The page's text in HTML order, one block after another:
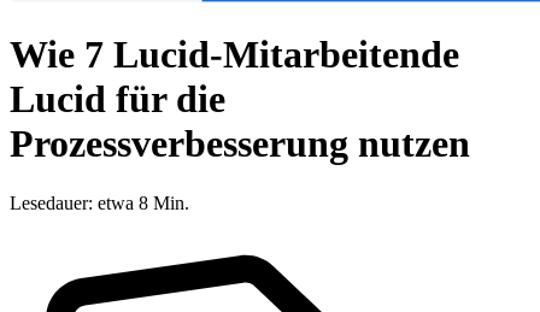
Wie 7 Lucid-Mitarbeitende
Lucid für die
Prozessverbesserung nutzen
Lesedauer: etwa 8 Min.